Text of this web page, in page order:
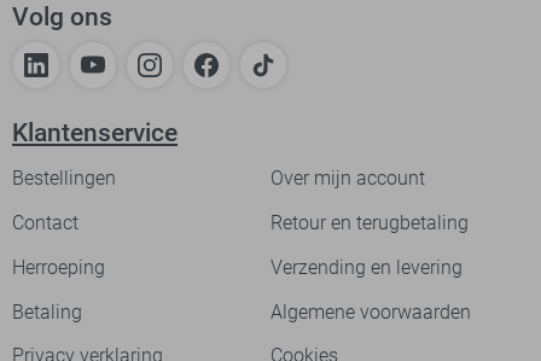
Volg ons
Klantenservice
Bestellingen
Over mijn account
Contact
Retour en terugbetaling
Herroeping
Verzending en levering
Betaling
Algemene voorwaarden
Privacy verklaring
Cookies